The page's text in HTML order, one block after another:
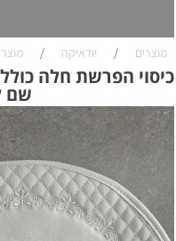
מוצרים / יודאיקה /
כיסוי הפרשת חלה
שם